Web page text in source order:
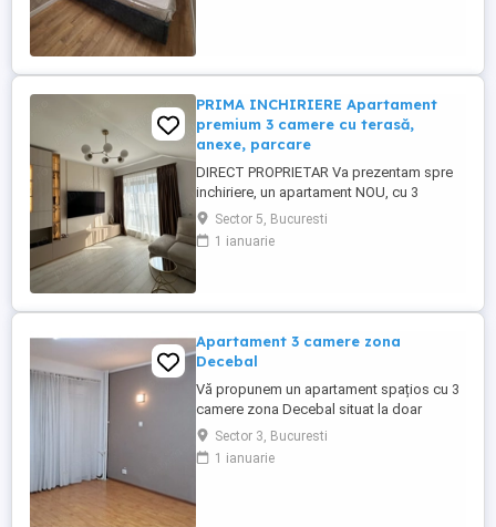
PRIMA INCHIRIERE Apartament
premium 3 camere cu terasă,
anexe, parcare
DIRECT PROPRIETAR Va prezentam spre
inchiriere, un apartament NOU, cu 3
camere, DECOMANDAT, finisat PREMIUM,
complet MOBILAT si UTILAT - LA CHEIE,
cu TERASA privata mare si PARCARE
PREZENTARE YOUTUBE: youtu.be
Sector 5, Bucuresti
1 ianuarie
Apartament 3 camere zona
Decebal
Vă propunem un apartament spațios cu 3
camere zona Decebal situat la doar
câteva minute de stația de metrou Piața
Muncii și la 20 de minute de Piața Unirii.
Acesta este localizat la etajul 1 dintr-un
Sector 3, Bucuresti
1 ianuarie